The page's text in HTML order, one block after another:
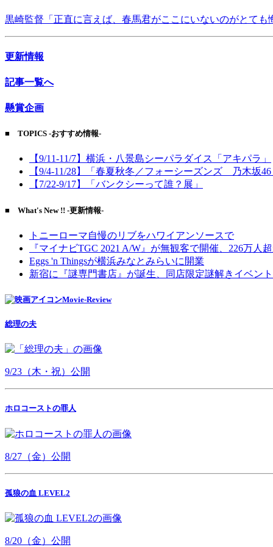
黒崎監督「正直に言えば、春馬君がここにいないのがとても
更新情報
記事一覧へ
懸賞企画
■ TOPICS -おすすめ情報-
【9/11-11/7】横浜・八景島シーパラダイス「アキパラ」
【9/4-11/28】「春夏秋冬／フォーシーズンズ 乃木坂46
【7/22-9/17】「バンクシーって誰？展」
■ What's New !! -更新情報-
トニーローマ自慢のリブをハワイアンソースで
『マイナビTGC 2021 A/W』が無観客で開催、226万人
Eggs 'n Thingsが横浜みなとみらいに開業
新宿に『謎専門書店』が誕生、同店限定謎解きイベン
Movie-Review
総理の夫
9/23（木・祝）公開
ホロコーストの罪人
8/27（金）公開
孤狼の血 LEVEL2
8/20（金）公開